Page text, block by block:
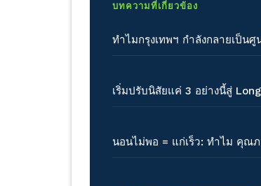
บทความที่เกี่ยวข้อง
ทำไมกรุงเทพฯ กำลังกลายเป็น
เริ่มปรับนิสัยแค่ 3 อย่างนี้สู่
นอนไม่พอ = แก่เร็ว: ทำไม คุณ